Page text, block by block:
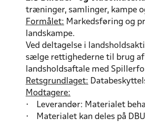
træninger, samlinger, kampe
Formålet: Markedsføring og
landskampe.
Ved deltagelse i
sælge rettighederne til brug af
landsholdsaftale med
Retsgrundlaget:
Modtagere:
• Leverandør: Materialet
• Materialet kan deles på